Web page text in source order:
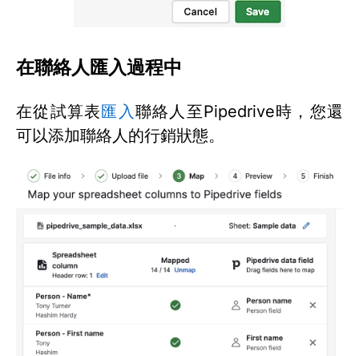
在聯絡人匯入過程中
在從試算表匯入聯絡人至Pipedrive時，您還
可以添加聯絡人的行銷狀態。